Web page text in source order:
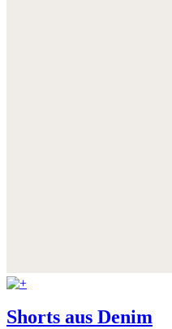
Shorts aus Denim